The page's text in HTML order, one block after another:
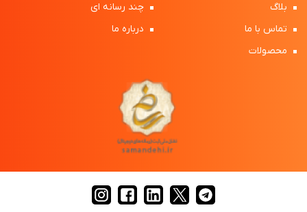
بلاگ
چند رسانه ای
تماس با ما
درباره ما
محصولات